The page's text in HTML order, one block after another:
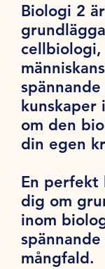
Biologi 2
cellbiologi,
om den
din egen
En perfekt
dig om
inom
mångfald.